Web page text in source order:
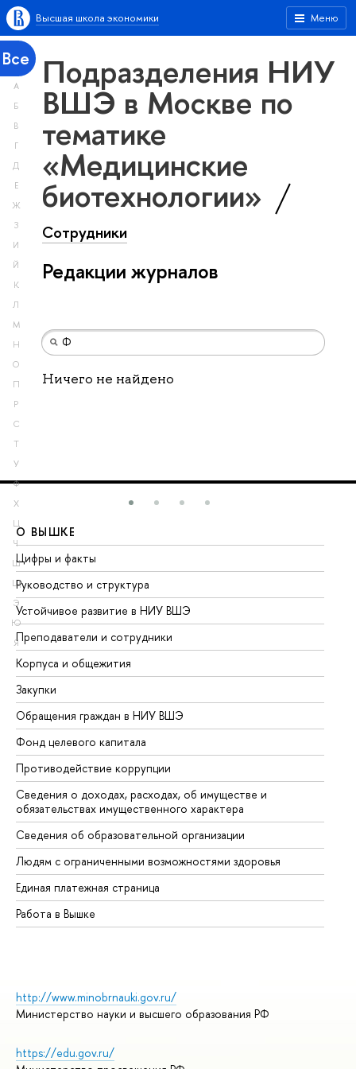
Меню
Высшая школа экономики
Все
А
Б
В
Г
Д
Е
Ж
З
И
Й
К
Л
М
Н
О
П
Р
С
Т
У
Ф
Х
Ц
Ч
Ш
Щ
Э
Ю
Я
Подразделения НИУ
ВШЭ в Москве по
тематике
«Медицинские
биотехнологии»
Сотрудники
Редакции журналов
Ничего не найдено
О ВЫШКЕ
Цифры и факты
Руководство и структура
Устойчивое развитие в НИУ ВШЭ
Преподаватели и сотрудники
Корпуса и общежития
Закупки
Обращения граждан в НИУ ВШЭ
Фонд целевого капитала
Противодействие коррупции
Сведения о доходах, расходах, об имуществе и
обязательствах имущественного характера
Сведения об образовательной организации
Людям с ограниченными возможностями здоровья
Единая платежная страница
Работа в Вышке
http://www.minobrnauki.gov.ru/
Министерство науки и высшего образования РФ
https://edu.gov.ru/